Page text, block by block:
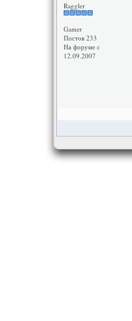
Raggler
Gamer
Постов 233
На форуме с
12.09.2007